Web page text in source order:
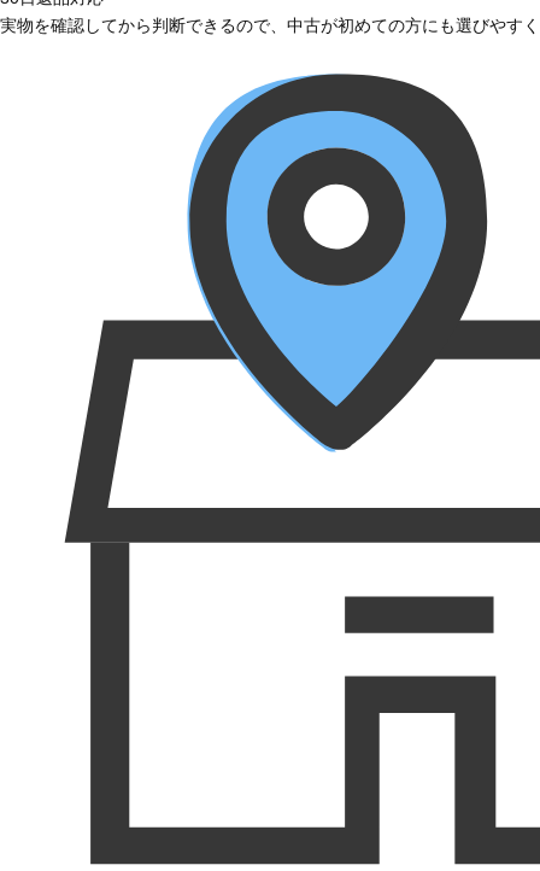
実物を確認してから判断できるので、中古が初めての方にも選びやす